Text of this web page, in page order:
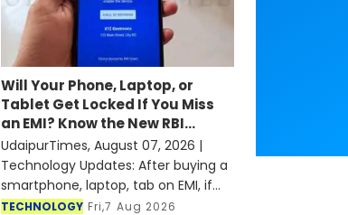
Will Your Phone, Laptop, or
Tablet Get Locked If You Miss
an EMI? Know the New RBI
Guidelines
UdaipurTimes, August 07, 2026 |
Technology Updates: After buying a
smartphone, laptop, tab on EMI, if
someone misses their EMI in any
TECHNOLOGY Fri,7 Aug 2026